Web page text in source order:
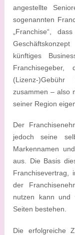
angestellte
sogenannten
„Franchise“,
künftiges
(Lizenz-
zusammen – also
seiner Region
Der
jedoch seine
Markennamen
aus. Die Basis
der
nutzen kann und
Seiten bestehen.
Die erfolgreiche